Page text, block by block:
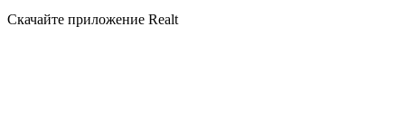
Скачайте приложение Realt